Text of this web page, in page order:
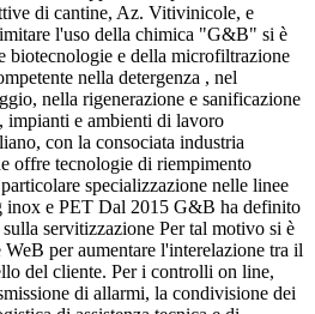
di cantine, Az. Vitivinicole, e
l'uso della chimica "G&B" si è
biotecnologie e della microfiltrazione
nella detergenza , nel
nella rigenerazione e sanificazione
impianti e ambienti di lavoro
con la consociata industria
offre tecnologie di riempimento
specializzazione nelle linee
inox e PET Dal 2015 G&B ha definito
servitizzazione Per tal motivo si è
per aumentare l'interelazione tra il
del cliente. Per i controlli on line,
di allarmi, la condivisione dei